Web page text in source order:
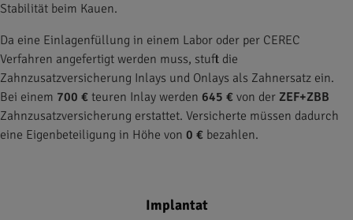
Stabilität beim Kauen.
Da eine Einlagenfüllung in einem Labor oder per CEREC
Verfahren angefertigt werden muss, stuft die
Zahnzusatzversicherung Inlays und Onlays als Zahnersatz ein.
Bei einem 700 € teuren Inlay werden 645 € von der ZEF+ZBB
Zahnzusatzversicherung erstattet. Versicherte müssen dadurch
eine Eigenbeteiligung in Höhe von 0 € bezahlen.
Implantat